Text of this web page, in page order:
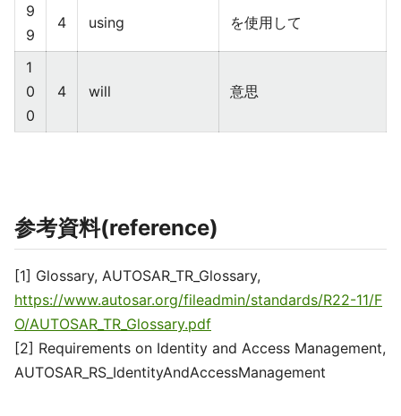
9
9
4 using を使用して
1
0
0
4 will 意思
参考資料(reference)
[1] Glossary, AUTOSAR_TR_Glossary,
https://www.autosar.org/fileadmin/standards/R22-11/F
O/AUTOSAR_TR_Glossary.pdf
[2] Requirements on Identity and Access Management,
AUTOSAR_RS_IdentityAndAccessManagement